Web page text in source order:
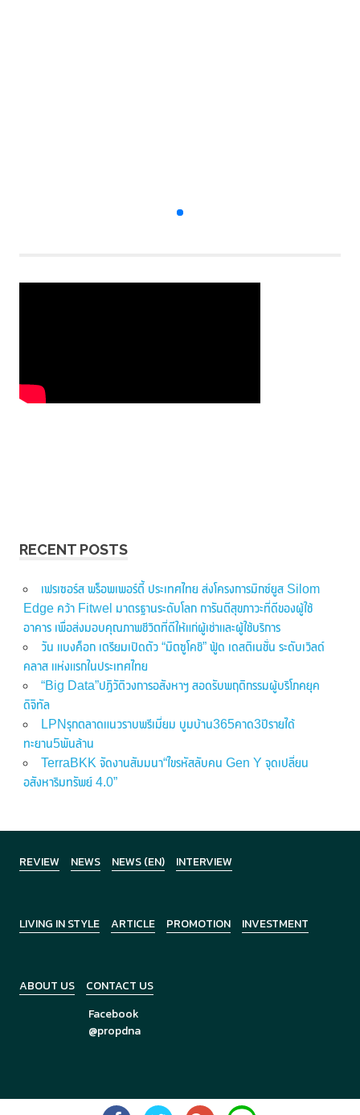
RECENT POSTS
เฟรเซอร์ส พร็อพเพอร์ตี้ ประเทศไทย ส่งโครงการมิกซ์ยูส Silom
Edge คว้า Fitwel มาตรฐานระดับโลก การันตีสุขภาวะที่ดีของผู้ใช้
อาคาร เพื่อส่งมอบคุณภาพชีวิตที่ดีให้แก่ผู้เช่าและผู้ใช้บริการ
วัน แบงค็อก เตรียมเปิดตัว “มิตซูโคชิ” ฟู้ด เดสติเนชั่น ระดับเวิลด์
คลาส แห่งแรกในประเทศไทย
“Big Data”ปฏิวัติวงการอสังหาฯ สอดรับพฤติกรรมผู้บริโภคยุค
ดิจิทัล
LPNรุกตลาดแนวราบพรีเมี่ยม บูมบ้าน365คาด3ปีรายได้
ทะยาน5พันล้าน
TerraBKK จัดงานสัมมนา“ไขรหัสลับคน Gen Y จุดเปลี่ยน
อสังหาริมทรัพย์ 4.0”
REVIEW NEWS NEWS (EN) INTERVIEW
LIVING IN STYLE ARTICLE PROMOTION INVESTMENT
ABOUT US
CONTACT US
Facebook
@propdna
Copyright © 2026PropDNAAll Rights Reserved.